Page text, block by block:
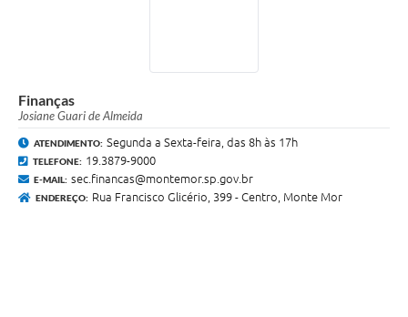
Finanças
Josiane Guari de Almeida
ATENDIMENTO: Segunda a Sexta-feira, das 8h às 17h
TELEFONE: 19.3879-9000
E-MAIL: sec.financas@montemor.sp.gov.br
ENDEREÇO: Rua Francisco Glicério, 399 - Centro, Monte Mor